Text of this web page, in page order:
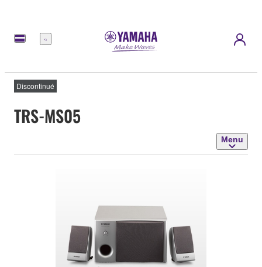
Menu
Discontinué
TRS-MS05
Menu